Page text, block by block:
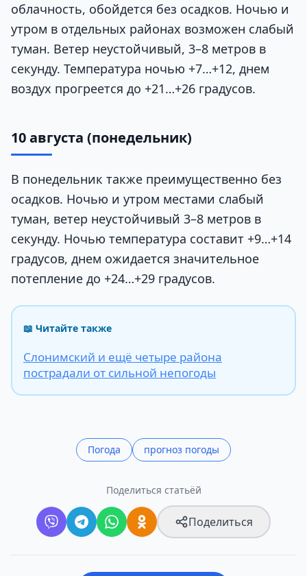
облачность, обойдется без осадков. Ночью и
утром в отдельных районах возможен слабый
туман. Ветер неустойчивый, 3–8 метров в
секунду. Температура ночью +7…+12, днем
воздух прогреется до +21…+26 градусов.
10 августа (понедельник)
В понедельник также преимущественно без
осадков. Ночью и утром местами слабый
туман, ветер неустойчивый 3–8 метров в
секунду. Ночью температура составит +9…+14
градусов, днем ожидается значительное
потепление до +24…+29 градусов.
📖 Читайте также
Слонимский и ещё четыре района
пострадали от сильной непогоды
Погода прогноз погоды
Поделиться статьёй
Поделиться